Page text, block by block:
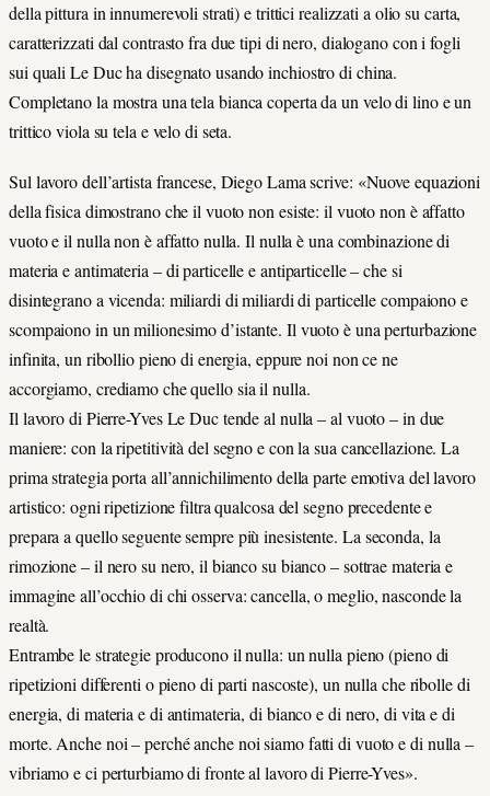
della pittura in innumerevoli strati) e trittici realizzati a olio su carta,
caratterizzati dal contrasto fra due tipi di nero, dialogano con i fogli
sui quali Le Duc ha disegnato usando inchiostro di china.
Completano la mostra una tela bianca coperta da un velo di lino e un
trittico viola su tela e velo di seta.
Sul lavoro dell’artista francese, Diego Lama scrive: «Nuove equazioni
della fisica dimostrano che il vuoto non esiste: il vuoto non è affatto
vuoto e il nulla non è affatto nulla. Il nulla è una combinazione di
materia e antimateria – di particelle e antiparticelle – che si
disintegrano a vicenda: miliardi di miliardi di particelle compaiono e
scompaiono in un milionesimo d’istante. Il vuoto è una perturbazione
infinita, un ribollio pieno di energia, eppure noi non ce ne
accorgiamo, crediamo che quello sia il nulla.
Il lavoro di Pierre-Yves Le Duc tende al nulla – al vuoto – in due
maniere: con la ripetitività del segno e con la sua cancellazione. La
prima strategia porta all’annichilimento della parte emotiva del lavoro
artistico: ogni ripetizione filtra qualcosa del segno precedente e
prepara a quello seguente sempre più inesistente. La seconda, la
rimozione – il nero su nero, il bianco su bianco – sottrae materia e
immagine all’occhio di chi osserva: cancella, o meglio, nasconde la
realtà.
Entrambe le strategie producono il nulla: un nulla pieno (pieno di
ripetizioni differenti o pieno di parti nascoste), un nulla che ribolle di
energia, di materia e di antimateria, di bianco e di nero, di vita e di
morte. Anche noi – perché anche noi siamo fatti di vuoto e di nulla –
vibriamo e ci perturbiamo di fronte al lavoro di Pierre-Yves».